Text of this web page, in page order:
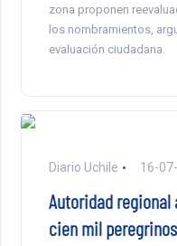
zona proponen
los nombramientos,
evaluación ciudadana.
Diario Uchile 16-
Autoridad
cien mil